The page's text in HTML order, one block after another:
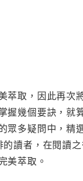
取，因此再次
幾個要訣，就
眾多疑問中，精
讀者，在閱讀
美萃取。